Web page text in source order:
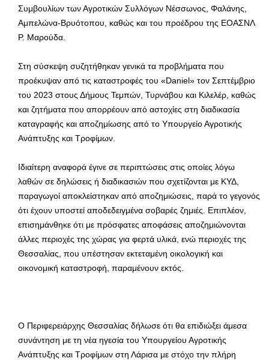
Συμβουλίων των Αγροτικών Συλλόγων Νέσσωνος, Φαλάνης,
Αμπελώνα-Βρυότοπου, καθώς και του προέδρου της ΕΟΑΣΝΛ
Ρ. Μαρούδα.
Στη σύσκεψη συζητήθηκαν γενικά τα προβλήματα που
προέκυψαν από τις καταστροφές του «Daniel» τον Σεπτέμβριο
του 2023 στους Δήμους Τεμπών, Τυρνάβου και Κιλελέρ, καθώς
και ζητήματα που απορρέουν από αστοχίες στη διαδικασία
καταγραφής και αποζημίωσης από το Υπουργείο Αγροτικής
Ανάπτυξης και Τροφίμων.
Ιδιαίτερη αναφορά έγινε σε περιπτώσεις στις οποίες λόγω
λαθών σε δηλώσεις ή διαδικασιών που σχετίζονται με ΚΥΔ,
παραγωγοί αποκλείστηκαν από αποζημιώσεις, παρά το γεγονός
ότι έχουν υποστεί αποδεδειγμένα σοβαρές ζημιές. Επιπλέον,
επισημάνθηκε ότι με πρόσφατες αποφάσεις αποζημιώνονται
άλλες περιοχές της χώρας για φερτά υλικά, ενώ περιοχές της
Θεσσαλίας, που υπέστησαν εκτεταμένη οικολογική και
οικονομική καταστροφή, παραμένουν εκτός.
Ο Περιφερειάρχης Θεσσαλίας δήλωσε ότι θα επιδιώξει άμεσα
συνάντηση με τη νέα ηγεσία του Υπουργείου Αγροτικής
Ανάπτυξης και Τροφίμων στη Λάρισα με στόχο την πλήρη